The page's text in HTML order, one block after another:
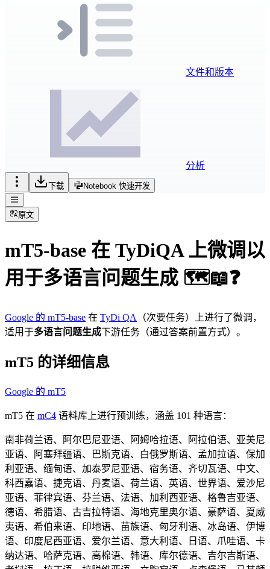
文件和版本
分析
下载 Notebook 快速开发
原文
mT5-base 在 TyDiQA 上微调以
用于多语言问题生成 🗺📖❓
Google 的 mT5-base 在 TyDi QA （次要任务）上进行了微调，
适用于多语言问题生成 下游任务（通过答案前置方式）。
mT5 的详细信息
Google 的 mT5
mT5 在 mC4 语料库上进行预训练，涵盖 101 种语言：
南非荷兰语、阿尔巴尼亚语、阿姆哈拉语、阿拉伯语、亚美尼
亚语、阿塞拜疆语、巴斯克语、白俄罗斯语、孟加拉语、保加
利亚语、缅甸语、加泰罗尼亚语、宿务语、齐切瓦语、中文、
科西嘉语、捷克语、丹麦语、荷兰语、英语、世界语、爱沙尼
亚语、菲律宾语、芬兰语、法语、加利西亚语、格鲁吉亚语、
德语、希腊语、古吉拉特语、海地克里奥尔语、豪萨语、夏威
夷语、希伯来语、印地语、苗族语、匈牙利语、冰岛语、伊博
语、印度尼西亚语、爱尔兰语、意大利语、日语、爪哇语、卡
纳达语、哈萨克语、高棉语、韩语、库尔德语、吉尔吉斯语、